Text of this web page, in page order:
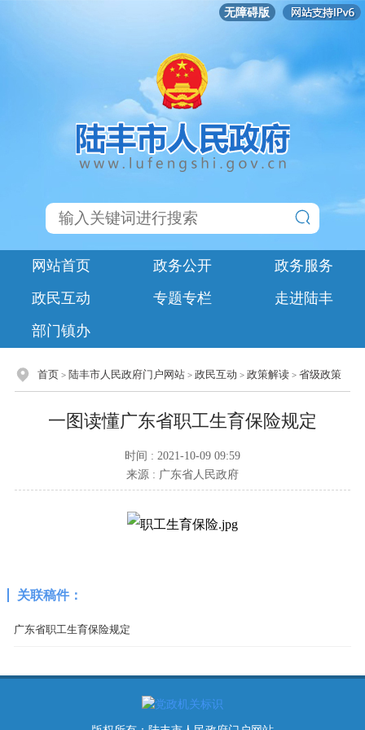
无障碍版
网站首页 政务公开
政务服务
政民互动
专题专栏
走进陆丰
部门镇办
首页 > 陆丰市人民政府门户网站 >政民互动 >政策解读 >省级政策
一图读懂广东省职工生育保险规定
时间 : 2021-10-09 09:59
来源 : 广东省人民政府
关联稿件：
广东省职工生育保险规定